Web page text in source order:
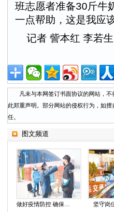
班志愿者准备30斤牛
一点帮助，这是我应
记者 訾本红 李若生
凡未与本网签订书面协议的网站，不
此郑重声明。部分网站的侵权行为，如
任。
图文频道
做好疫情防控 确保安全办公 坚守岗